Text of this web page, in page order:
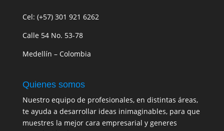
Cel: (+57) 301 921 6262
Calle 54 No. 53-78
Medellín – Colombia
Quienes somos
Nuestro equipo de profesionales, en distintas áreas,
te ayuda a desarrollar ideas inimaginables, para que
muestres la mejor cara empresarial y generes